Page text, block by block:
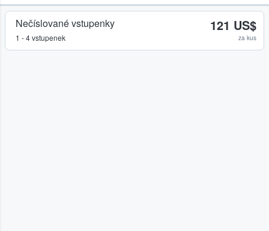
Nečíslované vstupenky
1 - 4 vstupenek
121 US$
za kus